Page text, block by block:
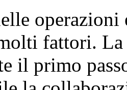
fattori.
il primo